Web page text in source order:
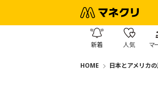
新着 人気 マ
HOME 日本とアメリカ